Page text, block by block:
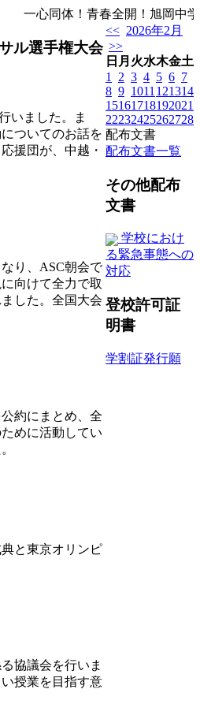
一心同体！青春全開！旭岡中
ル選手権大会
いました。ま
ついてのお話を
援団が、中越・
り、ASC朝会で
向けて全力で取
した。全国大会
約にまとめ、全
めに活動してい
と東京オリンピ
協議会を行いま
授業を目指す意
<< 2026年2月
>>
日 月 火水木金土
1
2 3 4 5 6 7
8 9 1011 121314
15161718192021
22232425262728
配布文書
配布文書一覧
その他配布
文書
学校におけ
る緊急事態への
対応
登校許可証
明書
学割証発行願